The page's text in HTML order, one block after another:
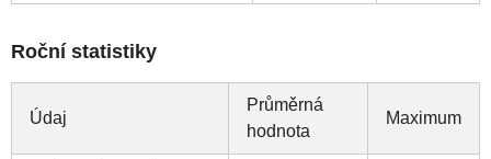
Roční statistiky
Údaj
Průměrná
hodnota
Maximum